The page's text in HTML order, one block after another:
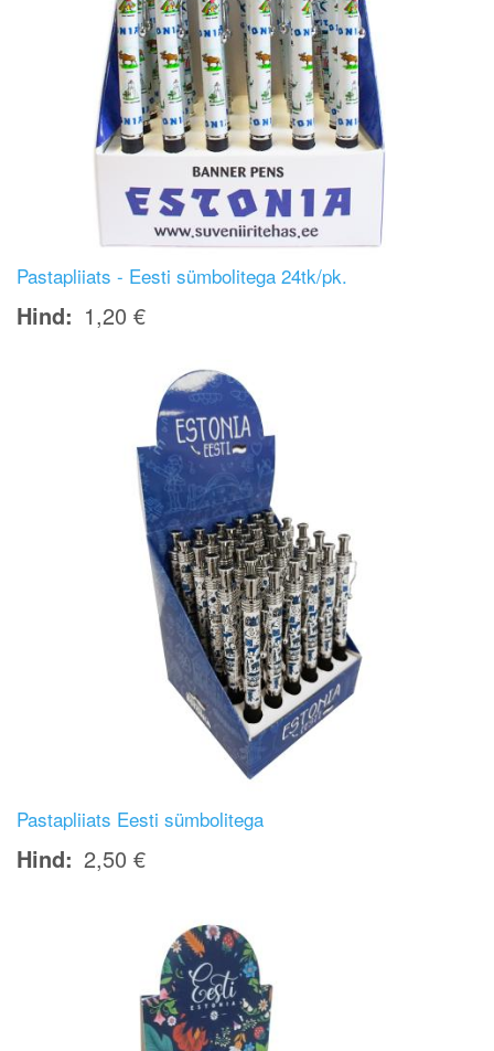
Pastapliiats - Eesti sümbolitega 24tk/pk.
Hind 1,20 €
Pastapliiats Eesti sümbolitega
Hind 2,50 €